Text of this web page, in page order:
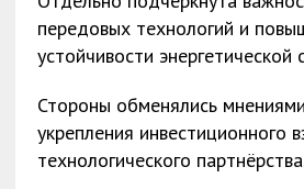
передовых технологий и
устойчивости энергетической
Стороны обменялись
укрепления инвестиционного
технологического